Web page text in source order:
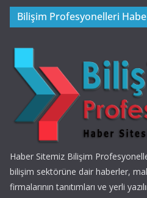
Bilişim Profesyonelleri
Haber Sitemiz Bilişim
bilişim sektörüne dair haberler,
firmalarının tanıtımları ve yerli